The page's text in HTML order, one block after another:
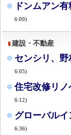
ドンムアン
6:09)
建設・不動産
センシリ、
6:05)
住宅改修リ
6:12)
グローバル
6:36)